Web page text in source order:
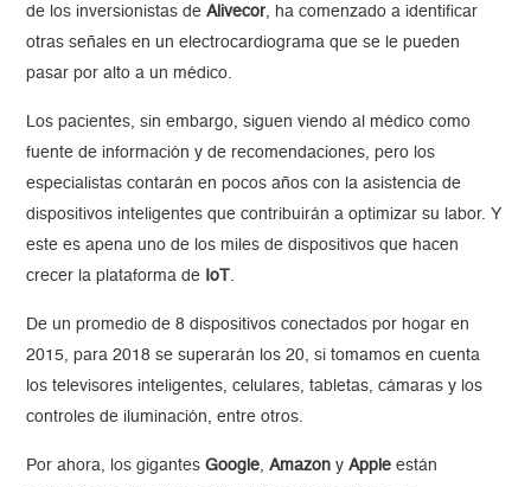
de los inversionistas deAlivecor, ha comenzado a identificar
otras señales en un electrocardiograma que se le pueden
pasar por alto a un médico.
Los pacientes, sin embargo, siguen viendo al médico como
fuente de información y de recomendaciones, pero los
especialistas contarán en pocos años con la asistencia de
dispositivos inteligentes que contribuirán a optimizar su labor. Y
este es apena uno de los miles de dispositivos que hacen
crecer la plataforma de IoT .
De un promedio de 8 dispositivos conectados por hogar en
2015, para 2018 se superarán los 20, si tomamos en cuenta
los televisores inteligentes, celulares, tabletas, cámaras y los
controles de iluminación, entre otros.
Por ahora, los gigantesGoogle,Amazon yApple están